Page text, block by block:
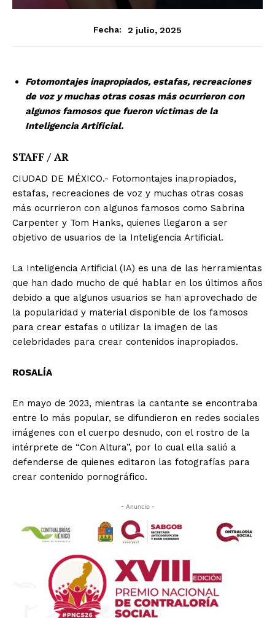
Fecha: 2 julio, 2025
Fotomontajes inapropiados, estafas, recreaciones
de voz y muchas otras cosas más ocurrieron con
algunos famosos que fueron víctimas de la
Inteligencia Artificial.
STAFF / AR
CIUDAD DE MÉXICO.- Fotomontajes inapropiados,
estafas, recreaciones de voz y muchas otras cosas
más ocurrieron con algunos famosos como Sabrina
Carpenter y Tom Hanks, quienes llegaron a ser
objetivo de usuarios de la Inteligencia Artificial.
La Inteligencia Artificial (IA) es una de las herramientas
que han dado mucho de qué hablar en los últimos años
debido a que algunos usuarios se han aprovechado de
la popularidad y material disponible de los famosos
para crear estafas o utilizar la imagen de las
celebridades para crear contenidos inapropiados.
ROSALÍA
En mayo de 2023, mientras la cantante se encontraba
entre lo más popular, se difundieron en redes sociales
imágenes con el cuerpo desnudo, con el rostro de la
intérprete de “Con Altura”, por lo cual ella salió a
defenderse de quienes editaron las fotografías para
crear contenido pornográfico.
- Anuncio -